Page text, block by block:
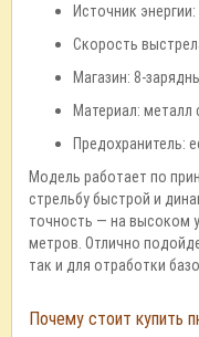
Источник энергии:
Скорость
Магазин: 8-
Материал: металл
Предохранитель:
Модель работает по
стрельбу быстрой и
точность — на высоком
метров. Отлично
так и для отработки
Почему стоит купить